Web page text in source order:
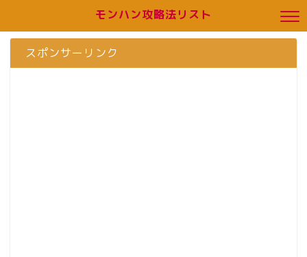
モンハン攻略法リスト
スポンサーリンク